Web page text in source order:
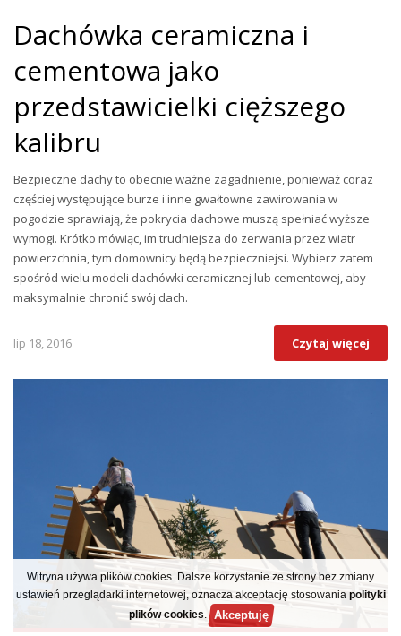
Dachówka ceramiczna i
cementowa jako
przedstawicielki cięższego
kalibru
Bezpieczne dachy to obecnie ważne zagadnienie, ponieważ coraz
częściej występujące burze i inne gwałtowne zawirowania w
pogodzie sprawiają, że pokrycia dachowe muszą spełniać wyższe
wymogi. Krótko mówiąc, im trudniejsza do zerwania przez wiatr
powierzchnia, tym domownicy będą bezpieczniejsi. Wybierz zatem
spośród wielu modeli dachówki ceramicznej lub cementowej, aby
maksymalnie chronić swój dach.
lip 18, 2016 Czytaj więcej
Witryna używa plików cookies. Dalsze korzystanie ze strony bez zmiany
ustawień przeglądarki internetowej, oznacza akceptację stosowania polityki
plików cookies. Akceptuję